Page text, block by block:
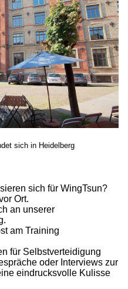
sich in Heidelberg
sich für WingTsun?
Ort.
an unserer
am Training
für Selbstverteidigung
oder Interviews zur
eindrucksvolle Kulisse